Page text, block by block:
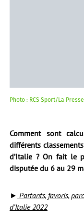
Photo : RCS Sport/La
Comment sont
différents
d’Italie ? On fait le
disputée du 6 au 29
► Partants, favoris,
d’Italie 2022